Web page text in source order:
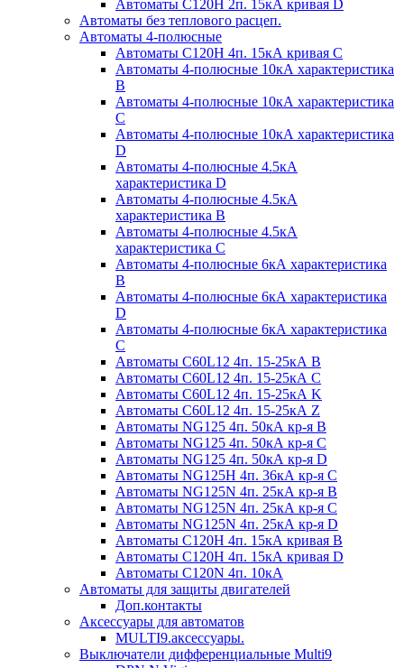
Автоматы С120H 2п. 15кА кривая D
Автоматы без теплового расцеп.
Автоматы 4-полюсные
Автоматы С120H 4п. 15кА кривая C
Автоматы 4-полюсные 10кА характеристика
B
Автоматы 4-полюсные 10кА характеристика
C
Автоматы 4-полюсные 10кА характеристика
D
Автоматы 4-полюсные 4.5кА
характеристика D
Автоматы 4-полюсные 4.5кА
характеристика В
Автоматы 4-полюсные 4.5кА
характеристика С
Автоматы 4-полюсные 6кА характеристика
B
Автоматы 4-полюсные 6кА характеристика
D
Автоматы 4-полюсные 6кА характеристика
С
Автоматы C60L12 4п. 15-25кА B
Автоматы C60L12 4п. 15-25кА C
Автоматы C60L12 4п. 15-25кА K
Автоматы C60L12 4п. 15-25кА Z
Автоматы NG125 4п. 50кА кр-я B
Автоматы NG125 4п. 50кА кр-я C
Автоматы NG125 4п. 50кА кр-я D
Автоматы NG125H 4п. 36кА кр-я C
Автоматы NG125N 4п. 25кА кр-я B
Автоматы NG125N 4п. 25кА кр-я C
Автоматы NG125N 4п. 25кА кр-я D
Автоматы С120H 4п. 15кА кривая B
Автоматы С120H 4п. 15кА кривая D
Автоматы С120N 4п. 10кА
Автоматы для защиты двигателей
Доп.контакты
Аксессуары для автоматов
MULTI9.аксессуары.
Выключатели дифференциальные Multi9